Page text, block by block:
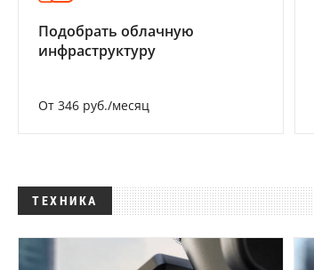
Подобрать облачную
инфраструктуру
От 346 руб./месяц
ТЕХНИКА